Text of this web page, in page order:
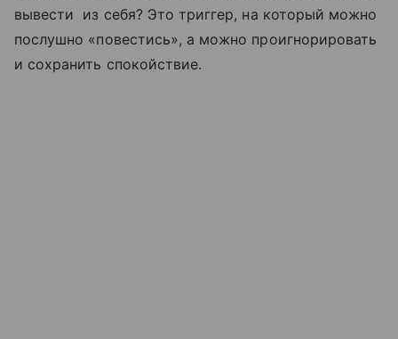
вывести из себя? Это триггер, на который можно
послушно «повестись», а можно проигнорировать
и сохранить спокойствие.